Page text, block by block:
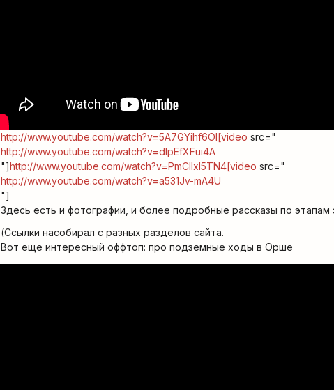
http://www.youtube.com/watch?v=5A7GYihf6OI[video src="
http://www.youtube.com/watch?v=dlpEfXFui4A
"]http://www.youtube.com/watch?v=PmCIIxI5TN4[video src="
http://www.youtube.com/watch?v=a531Jv-mA4U
"]
Здесь есть и фотографии, и более подробные рассказы по
(Ссылки насобирал с разных разделов сайта.
Вот еще интересный оффтоп: про подземные ходы в Орше